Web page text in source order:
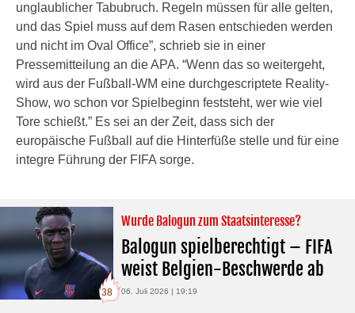
unglaublicher Tabubruch. Regeln müssen für alle gelten,
und das Spiel muss auf dem Rasen entschieden werden
und nicht im Oval Office”, schrieb sie in einer
Pressemitteilung an die APA. “Wenn das so weitergeht,
wird aus der Fußball-WM eine durchgescriptete Reality-
Show, wo schon vor Spielbeginn feststeht, wer wie viel
Tore schießt.” Es sei an der Zeit, dass sich der
europäische Fußball auf die Hinterfüße stelle und für eine
integre Führung der FIFA sorge.
Wurde Balogun zum Staatsinteresse?
Balogun spielberechtigt – FIFA
weist Belgien-Beschwerde ab
06. Juli 2026 | 19:19
38